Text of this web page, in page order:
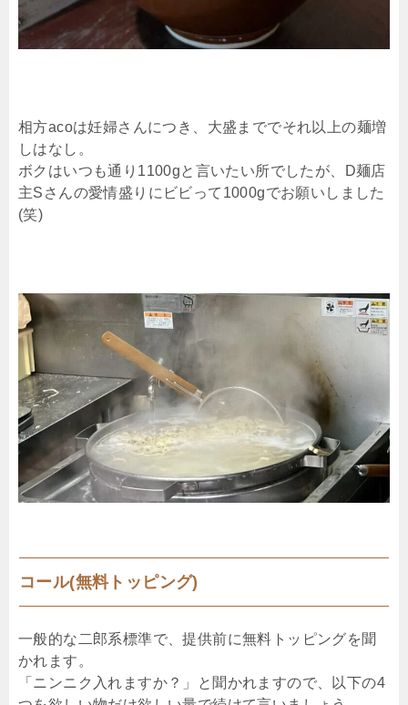
相方acoは妊婦さんにつき、大盛まででそれ以上の麺増
しはなし。
ボクはいつも通り1100gと言いたい所でしたが、D麺店
主Sさんの愛情盛りにビビって1000gでお願いしました
(笑)
コール(無料トッピング)
一般的な二郎系標準で、提供前に無料トッピングを聞
かれます。
「ニンニク入れますか？」と聞かれますので、以下の4